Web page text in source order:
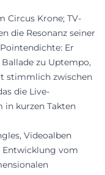
Circus Krone; TV-
die Resonanz seiner
Er
zu Uptempo,
stimmlich zwischen
die Live-
kurzen Takten
Videoalben
Entwicklung vom